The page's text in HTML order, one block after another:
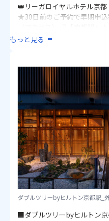
画像：リーガロイヤルホテル
👑リーガロイヤルホテル京都
★30日前のご予約で早期申込
〈朝食〉ビュッフェ
ームページをご確認ください
👑都ホテル 京都八条
〈アクセス〉JR「京都駅」
〈朝食〉ビュッフェ
〈客室〉洋室 1名1室：19㎡
■京都タワーホテル
★30日前のご予約で早期申
〈アクセス〉JR「京都駅」
〈朝食〉ビュッフェ
〈客室〉洋室 1名1室：13～
2名1室：19～22㎡ /
※改装年度の違いのため、お
メージが異なります
もっと見る
ダブルツリーbyヒルトン京都駅_
■ダブルツリーbyヒルトン京